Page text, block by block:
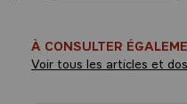
À CONSULTER
Voir tous les articles et